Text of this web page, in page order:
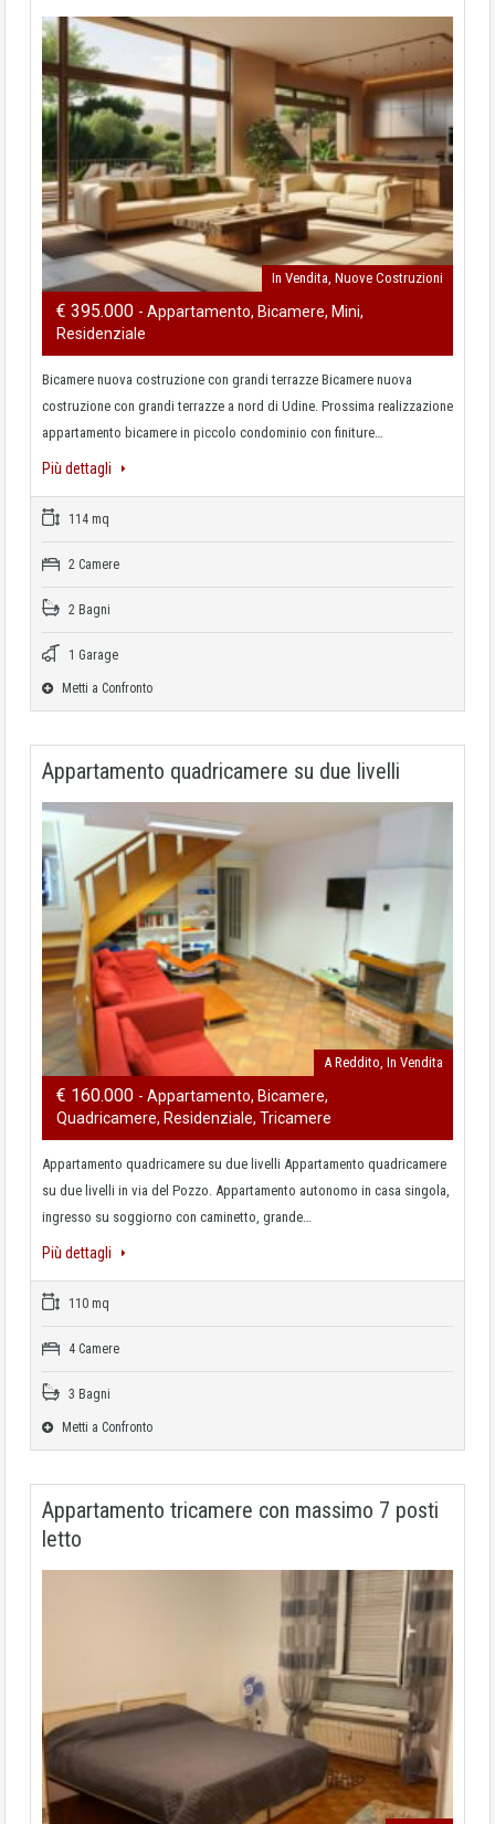
In Vendita, Nuove Costruzioni
€ 395.000 - Appartamento, Bicamere, Mini,
Residenziale
Bicamere nuova costruzione con grandi terrazze Bicamere nuova
costruzione con grandi terrazze a nord di Udine. Prossima realizzazione
appartamento bicamere in piccolo condominio con finiture…
Più dettagli
114 mq
2 Camere
2 Bagni
1 Garage
Metti a Confronto
Appartamento quadricamere su due livelli
A Reddito, In Vendita
€ 160.000 - Appartamento, Bicamere,
Quadricamere, Residenziale, Tricamere
Appartamento quadricamere su due livelli Appartamento quadricamere
su due livelli in via del Pozzo. Appartamento autonomo in casa singola,
ingresso su soggiorno con caminetto, grande…
Più dettagli
110 mq
4 Camere
3 Bagni
Metti a Confronto
Appartamento tricamere con massimo 7 posti
letto